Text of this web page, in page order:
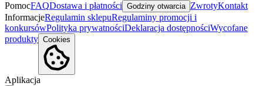
PomocFAQDostawa i płatności Godziny otwarcia ZwrotyKontakt
InformacjeRegulamin sklepuRegulaminy promocji i
konkursówPolityka prywatnościDeklaracja dostępnościWycofane
produkty Cookies
Aplikacja